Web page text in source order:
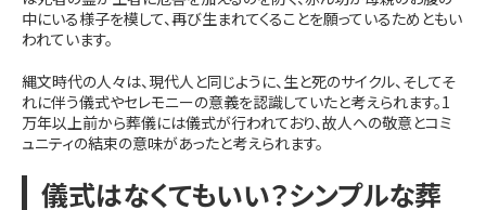
中にいる様子を模して、再び生まれてくることを願っているためともい
われています。
縄文時代の人々は、現代人と同じように、生と死のサイクル、そしてそ
れに伴う儀式やセレモニーの意義を認識していたと考えられます。1
万年以上前から葬儀には儀式が行われており、故人への敬意とコミ
ュニティの結束の意味があったと考えられます。
儀式はなくてもいい？シンプルな葬